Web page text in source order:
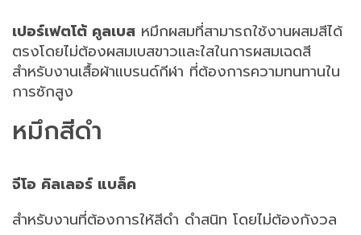
เปอร์เฟตโต้ คูลเบส หมึกผสมที่สามารถใช้งานผสมสีได้
ตรงโดยไม่ต้องผสมเบสขาวและใสในการผสมเฉดสี
สำหรับงานเสื้อผ้าแบรนด์กีฬา ที่ต้องการความทนทานใน
การซักสูง
หมึกสีดำ
จีโอ คิลเลอร์ แบล็ค
สำหรับงานที่ต้องการให้สีดำ ดำสนิท โดยไม่ต้องกังวล